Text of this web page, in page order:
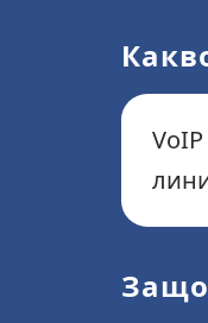
Защо